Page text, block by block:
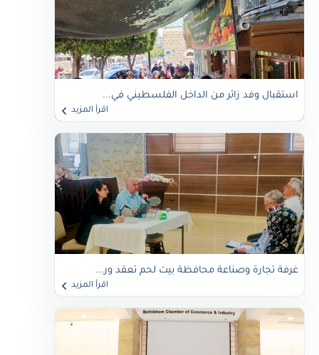
استقبال وفد زائر من الداخل الفلسطيني في...
اقرأ المزيد
غرفة تجارة وصناعة محافظة بيت لحم تعقد ور...
اقرأ المزيد